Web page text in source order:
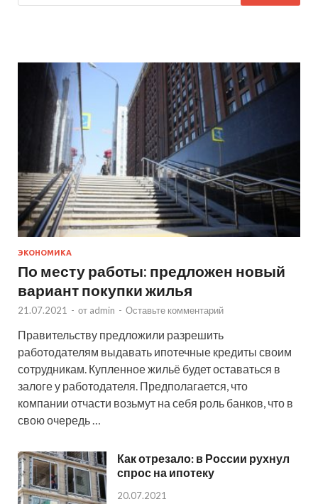
ЭКОНОМИКА
По месту работы: предложен новый
вариант покупки жилья
21.07.2021 - от admin - Оставьте комментарий
Правительству предложили разрешить
работодателям выдавать ипотечные кредиты своим
сотрудникам. Купленное жильё будет оставаться в
залоге у работодателя. Предполагается, что
компании отчасти возьмут на себя роль банков, что в
свою очередь …
Как отрезало: в России рухнул
спрос на ипотеку
20.07.2021